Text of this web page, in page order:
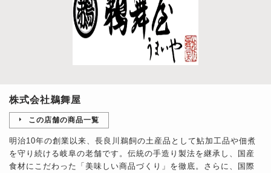
株式会社鵜舞屋
この店舗の商品一覧
明治10年の創業以来、長良川鵜飼の土産品として鮎加工品や佃煮
を守り続ける岐阜の老舗です。伝統の手造り製法を継承し、国産
食材にこだわった「美味しい商品づくり」を徹底。さらに、国際